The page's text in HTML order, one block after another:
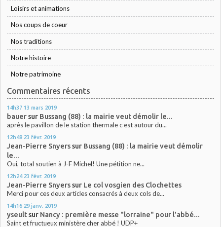
Loisirs et animations
Nos coups de coeur
Nos traditions
Notre histoire
Notre patrimoine
Commentaires récents
14h37 13 mars 2019
bauersur Bussang (88) : la mairie veut démolir le...
après le pavillon de le station thermale c est autour du...
12h48 23 févr. 2019
Jean-Pierre Snyerssur Bussang (88) : la mairie veut démolir
le...
Oui, total soutien à J-F Michel! Une pétition ne...
12h24 23 févr. 2019
Jean-Pierre Snyerssur Le col vosgien des Clochettes
Merci pour ces deux articles consacrés à deux cols de...
14h16 29 janv. 2019
yseultsur Nancy : première messe "lorraine" pour l'abbé...
Saint et fructueux ministère cher abbé ! UDP+